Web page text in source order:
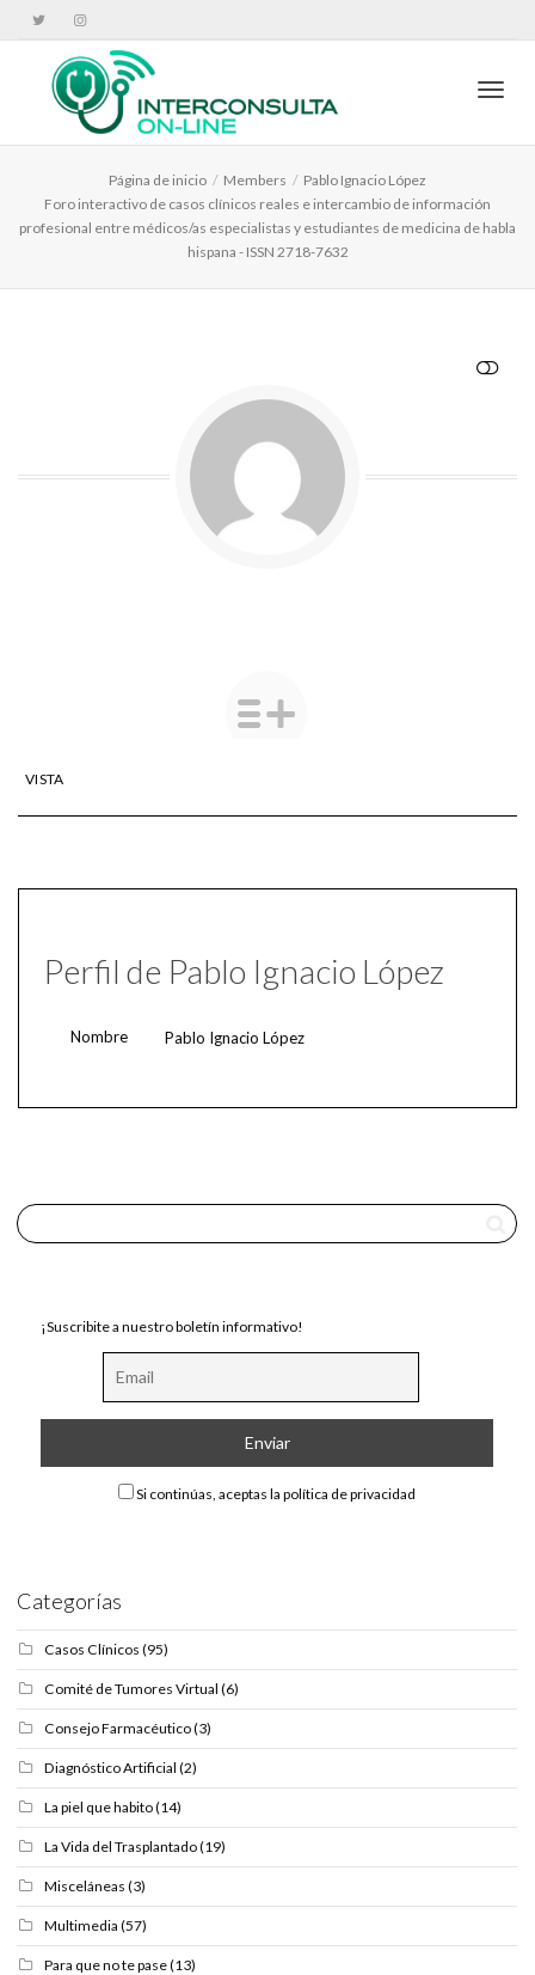
Página de inicio Members
Pablo Ignacio López
Foro interactivo de casos clínicos reales e intercambio de información
profesional entre médicos/as especialistas y estudiantes de medicina de habla
hispana - ISSN 2718-7632
VISTA
Perfil de Pablo Ignacio López
Nombre Pablo Ignacio López
¡Suscribite a nuestro boletín informativo!
Si continúas, aceptas la política de privacidad
Categorías
Casos Clínicos (95)
Comité de Tumores Virtual (6)
Consejo Farmacéutico(3)
Diagnóstico Artificial (2)
La piel que habito(14)
La Vida del Trasplantado(19)
Misceláneas (3)
Multimedia (57)
Para que no te pase(13)